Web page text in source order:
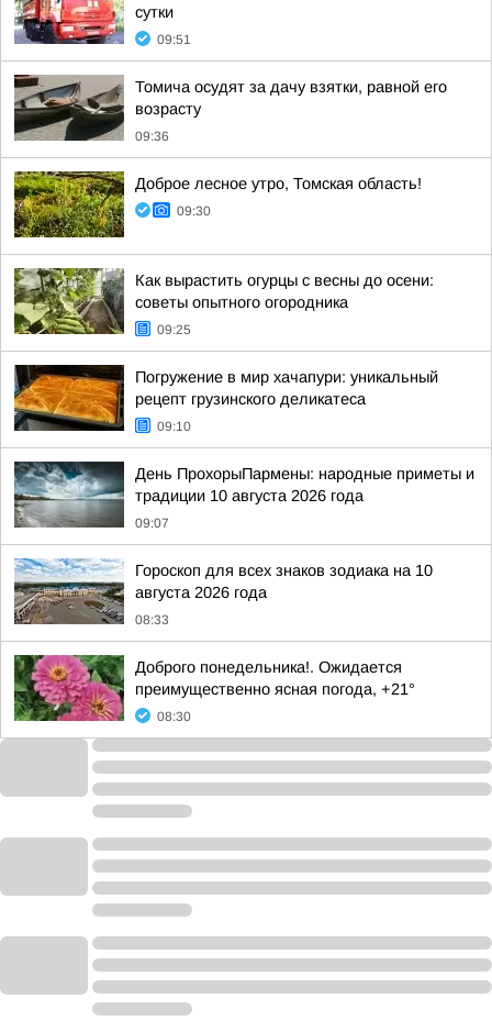
сутки
09:51
Томича осудят за дачу взятки, равной его
возрасту
09:36
Доброе лесное утро, Томская область!
09:30
Как вырастить огурцы с весны до осени:
советы опытного огородника
09:25
Погружение в мир хачапури: уникальный
рецепт грузинского деликатеса
09:10
День ПрохорыПармены: народные приметы и
традиции 10 августа 2026 года
09:07
Гороскоп для всех знаков зодиака на 10
августа 2026 года
08:33
Доброго понедельника!. Ожидается
преимущественно ясная погода, +21°
08:30